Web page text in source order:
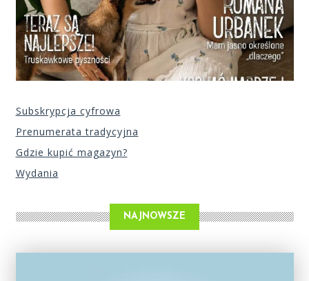
Subskrypcja cyfrowa
Prenumerata tradycyjna
Gdzie kupić magazyn?
Wydania
NAJNOWSZE